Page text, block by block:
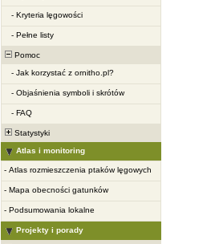
- Kryteria lęgowości
- Pełne listy
Pomoc
- Jak korzystać z ornitho.pl?
- Objaśnienia symboli i skrótów
- FAQ
Statystyki
Atlas i monitoring
- Atlas rozmieszczenia ptaków lęgowych
- Mapa obecności gatunków
- Podsumowania lokalne
Projekty i porady